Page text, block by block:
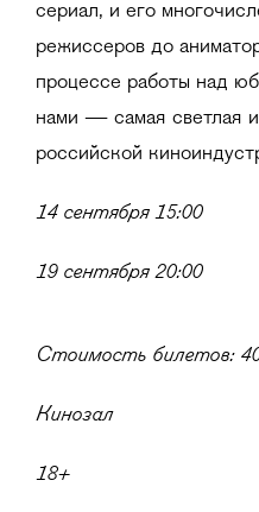
сериал, и его
режиссеров до
процессе работы над
нами — самая светлая
российской
14 сентября 15:00
19 сентября 20:00
Стоимость билетов:
Кинозал
18+